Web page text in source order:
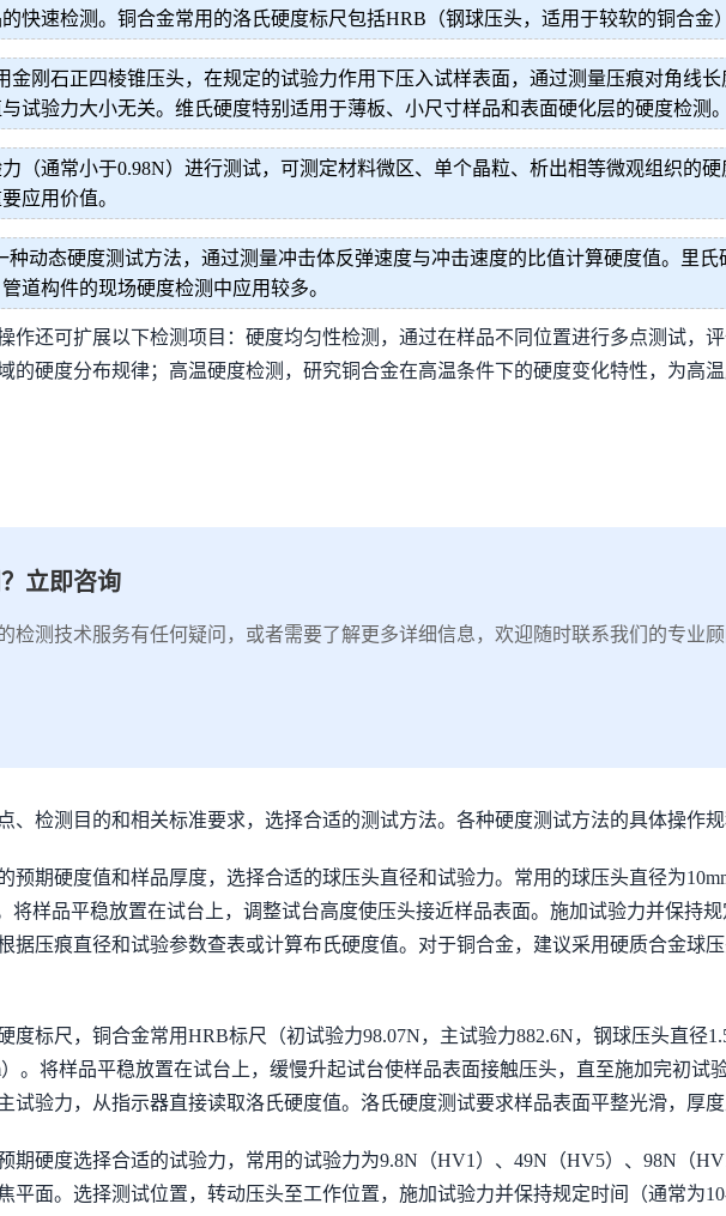
快速检测。铜合金常用的洛氏硬度标尺包括HRB（钢球压头，适用于较软的铜合金
刚石正四棱锥压头，在规定的试验力作用下压入试样表面，通过测量压痕对角线
试验力大小无关。维氏硬度特别适用于薄板、小尺寸样品和表面硬化层的硬度检测。
（通常小于0.98N）进行测试，可测定材料微区、单个晶粒、析出相等微观组织的
应用价值。
动态硬度测试方法，通过测量冲击体反弹速度与冲击速度的比值计算硬度值。里
道构件的现场硬度检测中应用较多。
作还可扩展以下检测项目：硬度均匀性检测，通过在样品不同位置进行多点测试，
的硬度分布规律；高温硬度检测，研究铜合金在高温条件下的硬度变化特性，为高温
立即咨询
检测技术服务有任何疑问，或者需要了解更多详细信息，欢迎随时联系我们的专业顾
、检测目的和相关标准要求，选择合适的测试方法。各种硬度测试方法的具体操作规
预期硬度值和样品厚度，选择合适的球压头直径和试验力。常用的球压头直径为
将样品平稳放置在试台上，调整试台高度使压头接近样品表面。施加试验力并保持
据压痕直径和试验参数查表或计算布氏硬度值。对于铜合金，建议采用硬质合金球
标尺，铜合金常用HRB标尺（初试验力98.07N，主试验力882.6N，钢球压头直径
。将样品平稳放置在试台上，缓慢升起试台使样品表面接触压头，直至施加完初试
试验力，从指示器直接读取洛氏硬度值。洛氏硬度测试要求样品表面平整光滑，厚
期硬度选择合适的试验力，常用的试验力为9.8N（HV1）、49N（HV5）、98N（
平面。选择测试位置，转动压头至工作位置，施加试验力并保持规定时间（通常为